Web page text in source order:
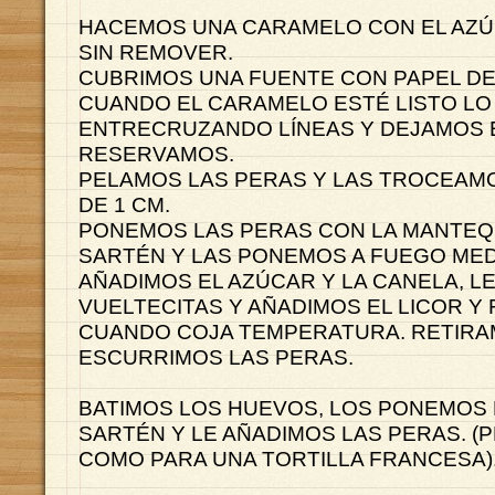
HACEMOS UNA CARAMELO CON EL
SIN REMOVER.
CUBRIMOS UNA FUENTE CON PAPEL
CUANDO EL CARAMELO ESTÉ LISTO
ENTRECRUZANDO LÍNEAS Y DEJAMOS
RESERVAMOS.
PELAMOS LAS PERAS Y LAS
DE 1 CM.
PONEMOS LAS PERAS CON LA
SARTÉN Y LAS PONEMOS A FUEGO
AÑADIMOS EL AZÚCAR Y LA CANELA,
VUELTECITAS Y AÑADIMOS EL LICOR Y
CUANDO COJA TEMPERATURA.
ESCURRIMOS LAS PERAS.
BATIMOS LOS HUEVOS, LOS PONEMOS
SARTÉN Y LE AÑADIMOS LAS PERAS.
COMO PARA UNA TORTILLA